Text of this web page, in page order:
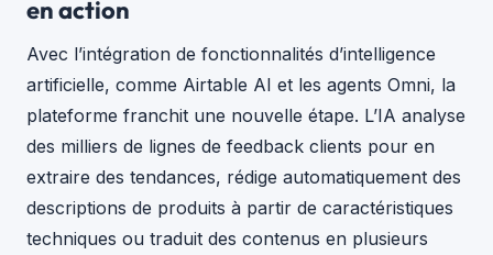
en action
Avec l’intégration de fonctionnalités d’intelligence
artificielle, comme Airtable AI et les agents Omni, la
plateforme franchit une nouvelle étape. L’IA analyse
des milliers de lignes de feedback clients pour en
extraire des tendances, rédige automatiquement des
descriptions de produits à partir de caractéristiques
techniques ou traduit des contenus en plusieurs